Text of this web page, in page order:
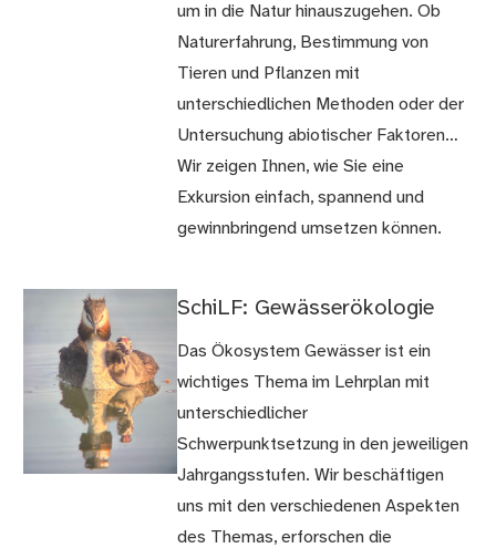
um in die Natur hinauszugehen. Ob
Naturerfahrung, Bestimmung von
Tieren und Pflanzen mit
unterschiedlichen Methoden oder der
Untersuchung abiotischer Faktoren…
Wir zeigen Ihnen, wie Sie eine
Exkursion einfach, spannend und
gewinnbringend umsetzen können.
SchiLF: Gewässerökologie
Das Ökosystem Gewässer ist ein
wichtiges Thema im Lehrplan mit
unterschiedlicher
Schwerpunktsetzung in den jeweiligen
Jahrgangsstufen. Wir beschäftigen
uns mit den verschiedenen Aspekten
des Themas, erforschen die